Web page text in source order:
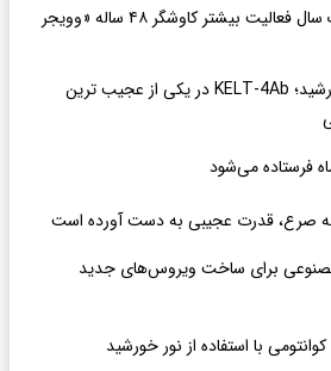
تدبیر ناسا برای یک سال فعالیت بیشتر کاوشگر ۴۸ ساله «وویجر
سیاره ای با سه خورشید؛ KELT-4Ab در یکی از عجیب ترین
فرستاده می‌شود
صرع، قدرت عجیبی به دست آورده است
برای ساخت ویروس‌های جدید
با استفاده از نور خورشید